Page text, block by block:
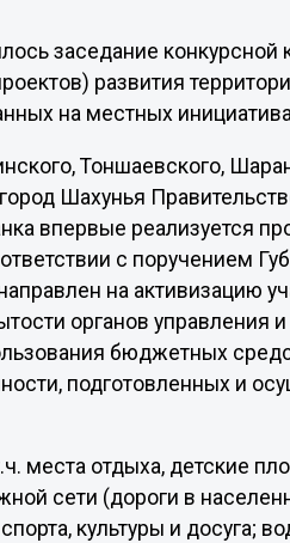
заседание конкурсной
развития
на местных
Тоншаевского,
Шахунья
впервые реализуется
с поручением
на активизацию
органов управления
бюджетных
подготовленных и
места отдыха, детские
сети (дороги в
культуры и досуга;